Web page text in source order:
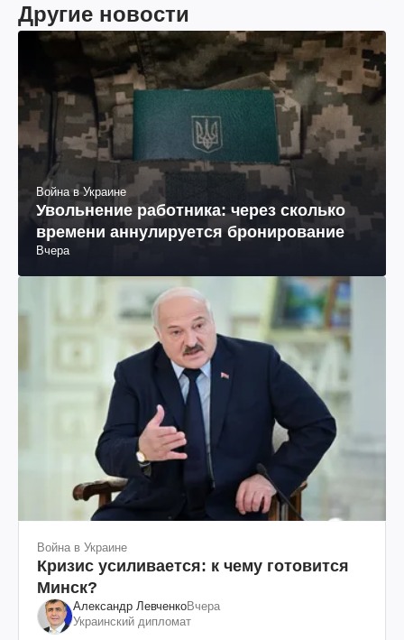
Другие новости
Война в Украине
Увольнение работника: через сколько
времени аннулируется бронирование
Вчера
Война в Украине
Кризис усиливается: к чему готовится
Минск?
Александр ЛевченкоВчера
Украинский дипломат